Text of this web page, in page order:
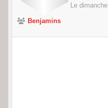
Le dimanche
Benjamins